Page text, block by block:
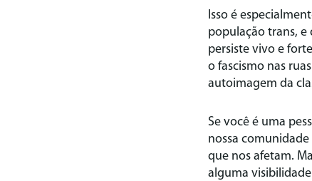
Isso é
população trans, e
persiste vivo e
o fascismo nas
autoimagem da
Se você é uma
nossa
que nos afetam.
alguma visibilidade